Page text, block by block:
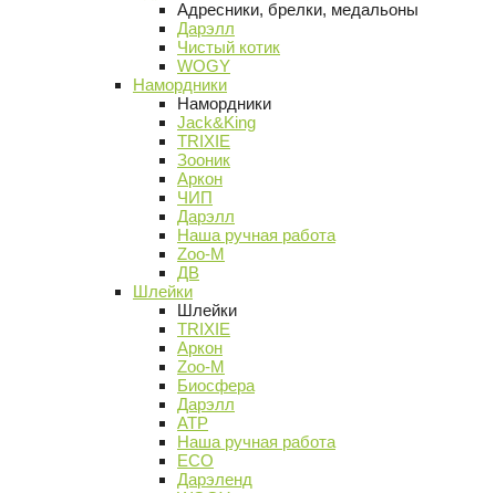
Адресники, брелки, медальоны
Дарэлл
Чистый котик
WOGY
Намордники
Намордники
Jack&King
TRIXIE
Зооник
Аркон
ЧИП
Дарэлл
Наша ручная работа
Zoo-M
ДВ
Шлейки
Шлейки
TRIXIE
Аркон
Zoo-M
Биосфера
Дарэлл
АТР
Наша ручная работа
ECO
Дарэленд